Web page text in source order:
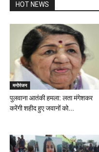
HOT NEWS
मनोरंजन
पुलवाना आतंकी हमला: लता मंगेशकर
करेंगी शहीद हुए जवानों को...